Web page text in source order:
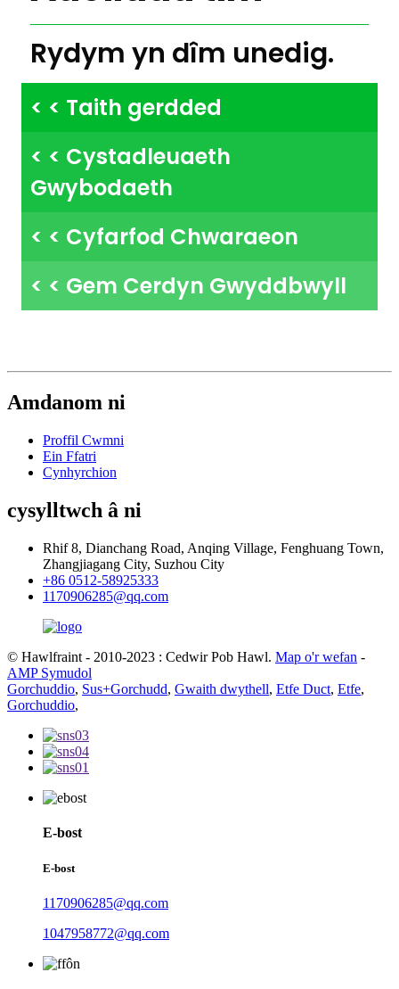
Rydym yn dîm unedig.
< < Taith gerdded
< < Cystadleuaeth
Gwybodaeth
< < Cyfarfod Chwaraeon
< < Gem Cerdyn Gwyddbwyll
Amdanom ni
Proffil Cwmni
Ein Ffatri
Cynhyrchion
cysylltwch â ni
Rhif 8, Dianchang Road, Anqing Village, Fenghuang Town,
Zhangjiagang City, Suzhou City
+86 0512-58925333
1170906285@qq.com
© Hawlfraint - 2010-2023 : Cedwir Pob Hawl. Map o'r wefan -
AMP Symudol
Gorchuddio, Sus+Gorchudd, Gwaith dwythell, Etfe Duct, Etfe,
Gorchuddio,
E-bost
E-bost
1170906285@qq.com
1047958772@qq.com